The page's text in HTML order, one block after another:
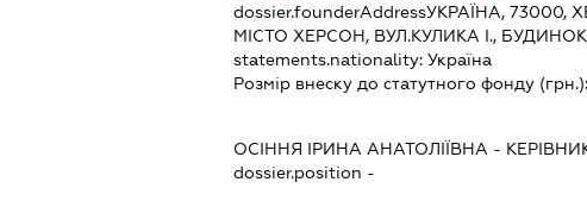
dossier.founderAddressУКРАЇНА, 73000,
МІСТО ХЕРСОН, ВУЛ.КУЛИКА І.,
statements.nationality: Україна
Розмір внеску до статутного фонду (грн.):
ОСІННЯ ІРИНА АНАТОЛІЇВНА -
dossier.position -